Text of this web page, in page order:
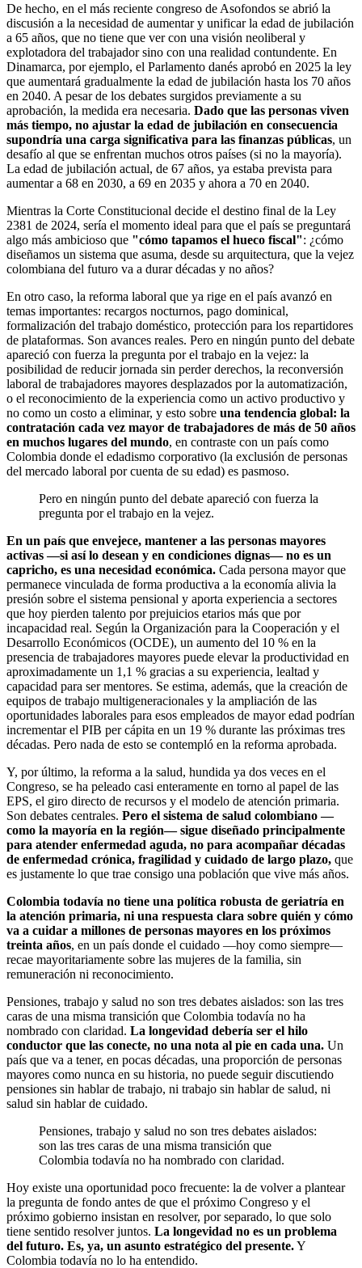
De hecho, en el más reciente congreso de Asofondos se abrió la
discusión a la necesidad de aumentar y unificar la edad de jubilación
a 65 años, que no tiene que ver con una visión neoliberal y
explotadora del trabajador sino con una realidad contundente. En
Dinamarca, por ejemplo, el Parlamento danés aprobó en 2025 la ley
que aumentará gradualmente la edad de jubilación hasta los 70 años
en 2040. A pesar de los debates surgidos previamente a su
aprobación, la medida era necesaria. Dado que las personas viven
más tiempo, no ajustar la edad de jubilación en consecuencia
supondría una carga significativa para las finanzas públicas, un
desafío al que se enfrentan muchos otros países (si no la mayoría).
La edad de jubilación actual, de 67 años, ya estaba prevista para
aumentar a 68 en 2030, a 69 en 2035 y ahora a 70 en 2040.
Mientras la Corte Constitucional decide el destino final de la Ley
2381 de 2024, sería el momento ideal para que el país se preguntará
algo más ambicioso que "cómo tapamos el hueco fiscal": ¿cómo
diseñamos un sistema que asuma, desde su arquitectura, que la vejez
colombiana del futuro va a durar décadas y no años?
En otro caso, la reforma laboral que ya rige en el país avanzó en
temas importantes: recargos nocturnos, pago dominical,
formalización del trabajo doméstico, protección para los repartidores
de plataformas. Son avances reales. Pero en ningún punto del debate
apareció con fuerza la pregunta por el trabajo en la vejez: la
posibilidad de reducir jornada sin perder derechos, la reconversión
laboral de trabajadores mayores desplazados por la automatización,
o el reconocimiento de la experiencia como un activo productivo y
no como un costo a eliminar, y esto sobre una tendencia global: la
contratación cada vez mayor de trabajadores de más de 50 años
en muchos lugares del mundo, en contraste con un país como
Colombia donde el edadismo corporativo (la exclusión de personas
del mercado laboral por cuenta de su edad) es pasmoso.
Pero en ningún punto del debate apareció con fuerza la
pregunta por el trabajo en la vejez.
En un país que envejece, mantener a las personas mayores
activas —si así lo desean y en condiciones dignas— no es un
capricho, es una necesidad económica. Cada persona mayor que
permanece vinculada de forma productiva a la economía alivia la
presión sobre el sistema pensional y aporta experiencia a sectores
que hoy pierden talento por prejuicios etarios más que por
incapacidad real. Según la Organización para la Cooperación y el
Desarrollo Económicos (OCDE), un aumento del 10 % en la
presencia de trabajadores mayores puede elevar la productividad en
aproximadamente un 1,1 % gracias a su experiencia, lealtad y
capacidad para ser mentores. Se estima, además, que la creación de
equipos de trabajo multigeneracionales y la ampliación de las
oportunidades laborales para esos empleados de mayor edad podrían
incrementar el PIB per cápita en un 19 % durante las próximas tres
décadas. Pero nada de esto se contempló en la reforma aprobada.
Y, por último, la reforma a la salud, hundida ya dos veces en el
Congreso, se ha peleado casi enteramente en torno al papel de las
EPS, el giro directo de recursos y el modelo de atención primaria.
Son debates centrales. Pero el sistema de salud colombiano —
como la mayoría en la región— sigue diseñado principalmente
para atender enfermedad aguda, no para acompañar décadas
de enfermedad crónica, fragilidad y cuidado de largo plazo, que
es justamente lo que trae consigo una población que vive más años.
Colombia todavía no tiene una política robusta de geriatría en
la atención primaria, ni una respuesta clara sobre quién y cómo
va a cuidar a millones de personas mayores en los próximos
treinta años, en un país donde el cuidado —hoy como siempre—
recae mayoritariamente sobre las mujeres de la familia, sin
remuneración ni reconocimiento.
Pensiones, trabajo y salud no son tres debates aislados: son las tres
caras de una misma transición que Colombia todavía no ha
nombrado con claridad. La longevidad debería ser el hilo
conductor que las conecte, no una nota al pie en cada una. Un
país que va a tener, en pocas décadas, una proporción de personas
mayores como nunca en su historia, no puede seguir discutiendo
pensiones sin hablar de trabajo, ni trabajo sin hablar de salud, ni
salud sin hablar de cuidado.
Pensiones, trabajo y salud no son tres debates aislados:
son las tres caras de una misma transición que
Colombia todavía no ha nombrado con claridad.
Hoy existe una oportunidad poco frecuente: la de volver a plantear
la pregunta de fondo antes de que el próximo Congreso y el
próximo gobierno insistan en resolver, por separado, lo que solo
tiene sentido resolver juntos. La longevidad no es un problema
del futuro. Es, ya, un asunto estratégico del presente.Y
Colombia todavía no lo ha entendido.